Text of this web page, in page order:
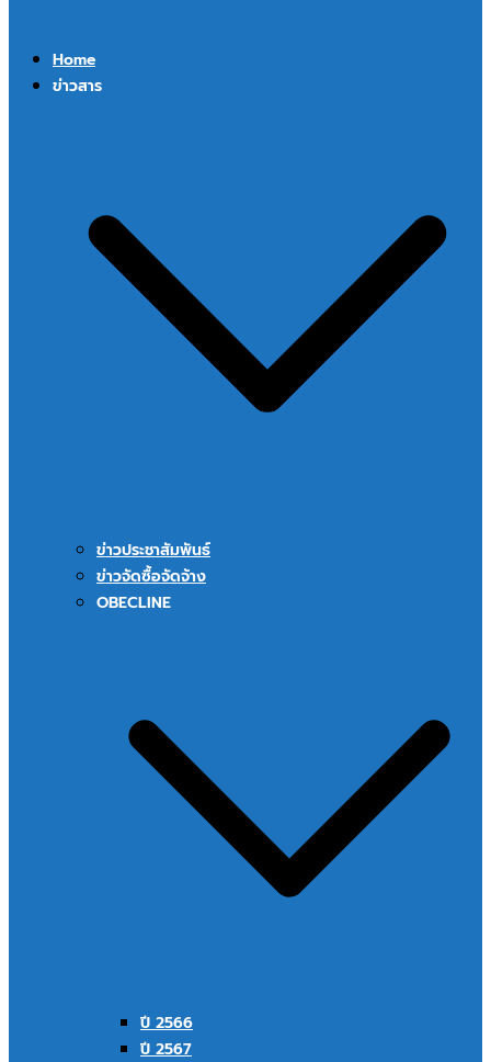
Home
ข่าวสาร
ข่าวประชาสัมพันธ์
ข่าวจัดซื้อจัดจ้าง
OBECLINE
ปี 2566
ปี 2567